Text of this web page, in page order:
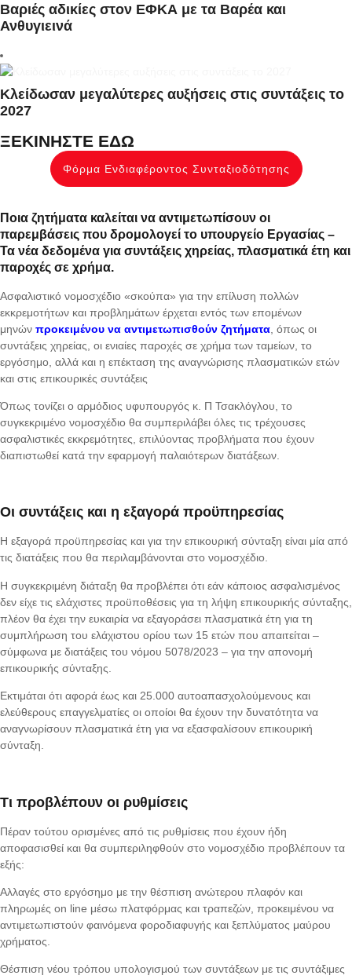
Βαριές αδικίες στον ΕΦΚΑ με τα Βαρέα και
Ανθυγιεινά
Κλείδωσαν μεγαλύτερες αυξήσεις στις συντάξεις το
2027
ΞΕΚΙΝΗΣΤΕ ΕΔΩ
Φόρμα Ενδιαφέροντος Συνταξιοδότησης
Ποια ζητήματα καλείται να αντιμετωπίσουν οι
παρεμβάσεις που δρομολογεί το υπουργείο Εργασίας –
Τα νέα δεδομένα για συντάξεις χηρείας, πλασματικά έτη και
παροχές σε χρήμα.
Ασφαλιστικό νομοσχέδιο «σκούπα» για την επίλυση πολλών
εκκρεμοτήτων και προβλημάτων έρχεται εντός των επομένων
μηνών προκειμένου να αντιμετωπισθούν ζητήματα , όπως οι
συντάξεις χηρείας, οι ενιαίες παροχές σε χρήμα των ταμείων, το
εργόσημο, αλλά και η επέκταση της αναγνώρισης πλασματικών ετών
και στις επικουρικές συντάξεις
Όπως τονίζει ο αρμόδιος υφυπουργός κ. Π Τσακλόγλου, το
συγκεκριμένο νομοσχέδιο θα συμπεριλάβει όλες τις τρέχουσες
ασφαλιστικές εκκρεμότητες, επιλύοντας προβλήματα που έχουν
διαπιστωθεί κατά την εφαρμογή παλαιότερων διατάξεων.
Οι συντάξεις και η εξαγορά προϋπηρεσίας
Η εξαγορά προϋπηρεσίας και για την επικουρική σύνταξη είναι μία από
τις διατάξεις που θα περιλαμβάνονται στο νομοσχέδιο.
Η συγκεκριμένη διάταξη θα προβλέπει ότι εάν κάποιος ασφαλισμένος
δεν είχε τις ελάχιστες προϋποθέσεις για τη λήψη επικουρικής σύνταξης,
πλέον θα έχει την ευκαιρία να εξαγοράσει πλασματικά έτη για τη
συμπλήρωση του ελάχιστου ορίου των 15 ετών που απαιτείται –
σύμφωνα με διατάξεις του νόμου 5078/2023 – για την απονομή
επικουρικής σύνταξης.
Εκτιμάται ότι αφορά έως και 25.000 αυτοαπασχολούμενους και
ελεύθερους επαγγελματίες οι οποίοι θα έχουν την δυνατότητα να
αναγνωρίσουν πλασματικά έτη για να εξασφαλίσουν επικουρική
σύνταξη.
Τι προβλέπουν οι ρυθμίσεις
Πέραν τούτου ορισμένες από τις ρυθμίσεις που έχουν ήδη
αποφασισθεί και θα συμπεριληφθούν στο νομοσχέδιο προβλέπουν τα
εξής:
Αλλαγές στο εργόσημο με την θέσπιση ανώτερου πλαφόν και
πληρωμές on line μέσω πλατφόρμας και τραπεζών, προκειμένου να
αντιμετωπιστούν φαινόμενα φοροδιαφυγής και ξεπλύματος μαύρου
χρήματος.
Θέσπιση νέου τρόπου υπολογισμού των συντάξεων με τις συντάξιμες